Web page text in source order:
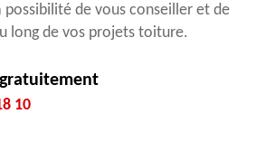
possibilité de vous conseiller et de
long de vos projets toiture.
10